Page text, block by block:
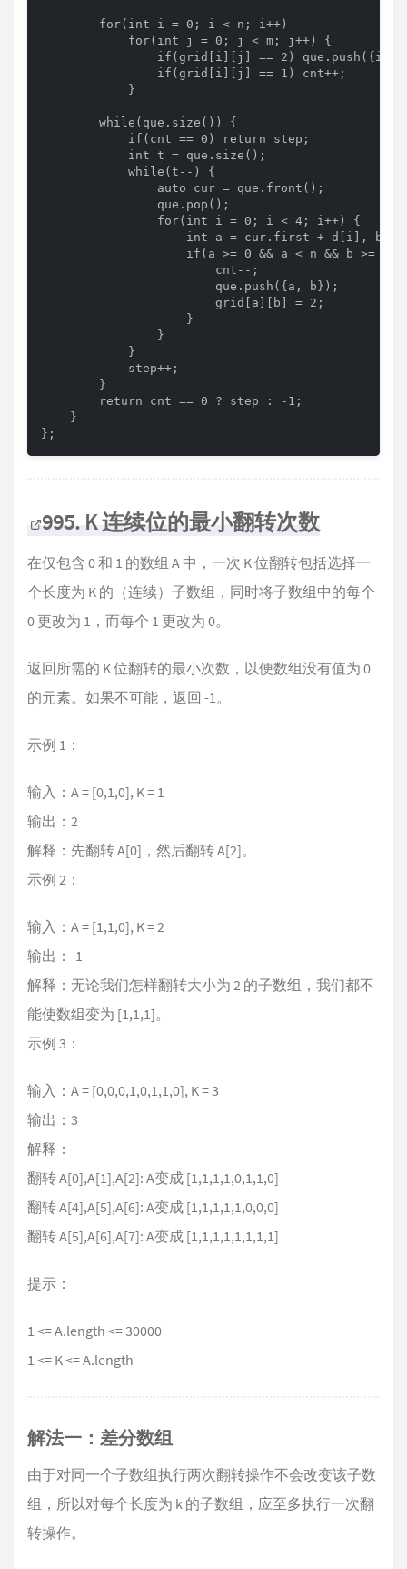
        for(int i = 0; i < n; i++)
            for(int j = 0; j < m; j++) {
if(grid[i][j] == 2) que.push({i,
                if(grid[i][j] == 1) cnt++;
            }
        while(que.size()) {
            if(cnt == 0) return step;
            int t = que.size();
            while(t--) {
                auto cur = que.front();
                que.pop();
                for(int i = 0; i < 4; i++) {
int a = cur.first + d[i], b =
if(a >= 0 && a < n && b >= 0
                        cnt--;
                        que.push({a, b});
                        grid[a][b] = 2;
                    }
                }
            }
            step++;
        }
        return cnt == 0 ? step : -1;
    }
};
995. K 连续位的最小翻转次数
在仅包含 0 和 1 的数组 A 中，一次 K 位翻转包括选择一
个长度为 K 的（连续）子数组，同时将子数组中的每个
0 更改为 1，而每个 1 更改为 0。
返回所需的 K 位翻转的最小次数，以便数组没有值为 0
的元素。如果不可能，返回 -1。
示例 1：
输入：A = [0,1,0], K = 1
输出：2
解释：先翻转 A[0]，然后翻转 A[2]。
示例 2：
输入：A = [1,1,0], K = 2
输出：-1
解释：无论我们怎样翻转大小为 2 的子数组，我们都不
能使数组变为 [1,1,1]。
示例 3：
输入：A = [0,0,0,1,0,1,1,0], K = 3
输出：3
解释：
翻转 A[0],A[1],A[2]: A变成 [1,1,1,1,0,1,1,0]
翻转 A[4],A[5],A[6]: A变成 [1,1,1,1,1,0,0,0]
翻转 A[5],A[6],A[7]: A变成 [1,1,1,1,1,1,1,1]
提示：
1 <= A.length <= 30000
1 <= K <= A.length
解法一：差分数组
由于对同一个子数组执行两次翻转操作不会改变该子数
组，所以对每个长度为 k 的子数组，应至多执行一次翻
转操作。